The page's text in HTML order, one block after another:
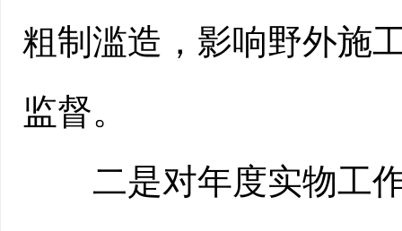
粗制滥造，影响野外施
监督。
二是对年度实物工作